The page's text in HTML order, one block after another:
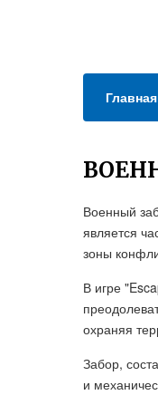
Главная
Военный
является
зоны
В игре
охраняя
Забор,
и